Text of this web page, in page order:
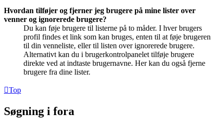
Hvordan tilføjer og fjerner jeg brugere på mine lister over
venner og ignorerede brugere?
Du kan føje brugere til listerne på to måder. I hver brugers
profil findes et link som kan bruges, enten til at føje brugeren
til din venneliste, eller til listen over ignorerede brugere.
Alternativt kan du i brugerkontrolpanelet tilføje brugere
direkte ved at indtaste brugernavne. Her kan du også fjerne
brugere fra dine lister.
Top
Søgning i fora